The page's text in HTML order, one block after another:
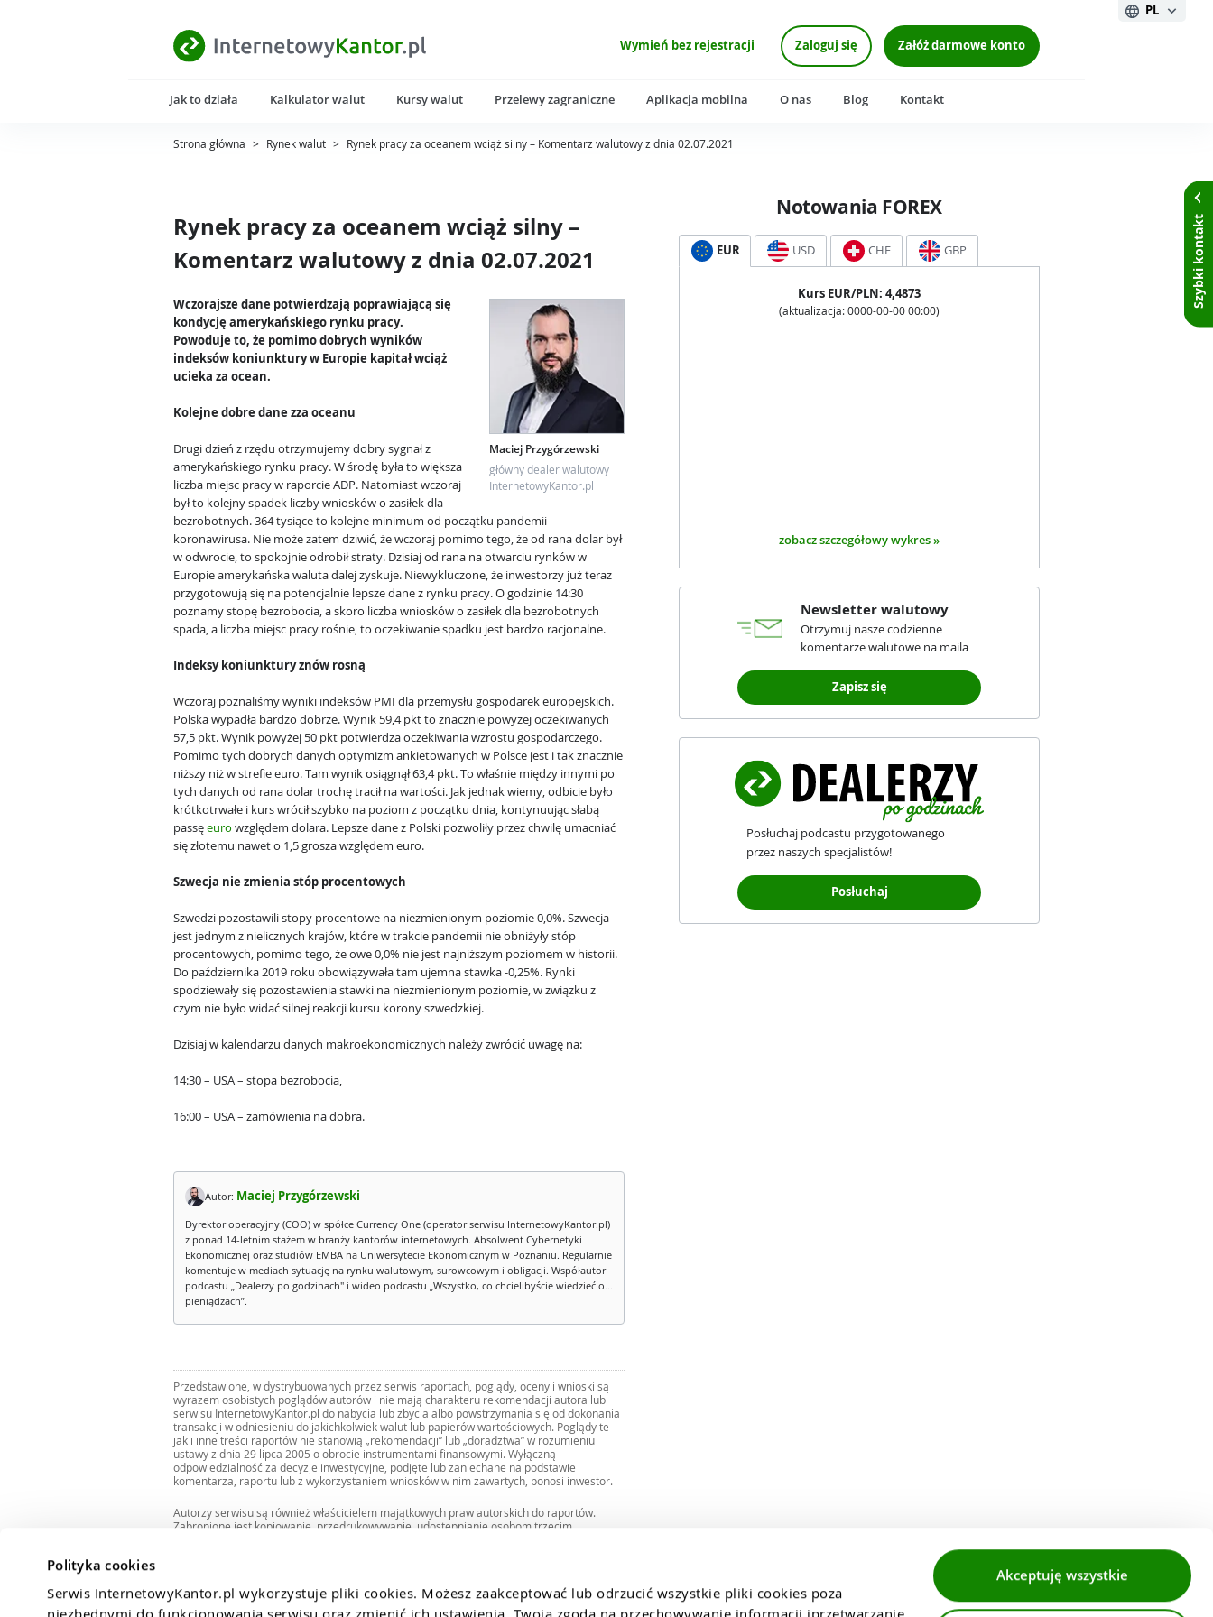
Polityka cookies
Serwis InternetowyKantor.pl wykorzystuje pliki cookies. Możesz zaakceptować lub odrzucić wszystkie pliki cookies poza
Akceptuję wszystkie
Wymień bez rejestracji Zaloguj się Załóż darmowe konto
PL
Jak to działa Kalkulator walut Kursy walut Przelewy zagraniczne Aplikacja mobilna O nas Blog Kontakt
Strona główna > Rynek walut > Rynek pracy za oceanem wciąż silny – Komentarz walutowy z dnia 02.07.2021
Rynek pracy za oceanem wciąż silny –
Komentarz walutowy z dnia 02.07.2021
Maciej Przygórzewski
główny dealer walutowy
InternetowyKantor.pl
Wczorajsze dane potwierdzają poprawiającą się
kondycję amerykańskiego rynku pracy.
Powoduje to, że pomimo dobrych wyników
indeksów koniunktury w Europie kapitał wciąż
ucieka za ocean.
Kolejne dobre dane zza oceanu
Drugi dzień z rzędu otrzymujemy dobry sygnał z
amerykańskiego rynku pracy. W środę była to większa
liczba miejsc pracy w raporcie ADP. Natomiast wczoraj
był to kolejny spadek liczby wniosków o zasiłek dla
bezrobotnych. 364 tysiące to kolejne minimum od początku pandemii
koronawirusa. Nie może zatem dziwić, że wczoraj pomimo tego, że od rana dolar był
w odwrocie, to spokojnie odrobił straty. Dzisiaj od rana na otwarciu rynków w
Europie amerykańska waluta dalej zyskuje. Niewykluczone, że inwestorzy już teraz
przygotowują się na potencjalnie lepsze dane z rynku pracy. O godzinie 14:30
poznamy stopę bezrobocia, a skoro liczba wniosków o zasiłek dla bezrobotnych
spada, a liczba miejsc pracy rośnie, to oczekiwanie spadku jest bardzo racjonalne.
Indeksy koniunktury znów rosną
Wczoraj poznaliśmy wyniki indeksów PMI dla przemysłu gospodarek europejskich.
Polska wypadła bardzo dobrze. Wynik 59,4 pkt to znacznie powyżej oczekiwanych
57,5 pkt. Wynik powyżej 50 pkt potwierdza oczekiwania wzrostu gospodarczego.
Pomimo tych dobrych danych optymizm ankietowanych w Polsce jest i tak znacznie
niższy niż w strefie euro. Tam wynik osiągnął 63,4 pkt. To właśnie między innymi po
tych danych od rana dolar trochę tracił na wartości. Jak jednak wiemy, odbicie było
krótkotrwałe i kurs wrócił szybko na poziom z początku dnia, kontynuując słabą
passęeuro względem dolara. Lepsze dane z Polski pozwoliły przez chwilę umacniać
się złotemu nawet o 1,5 grosza względem euro.
Szwecja nie zmienia stóp procentowych
Szwedzi pozostawili stopy procentowe na niezmienionym poziomie 0,0%. Szwecja
jest jednym z nielicznych krajów, które w trakcie pandemii nie obniżyły stóp
procentowych, pomimo tego, że owe 0,0% nie jest najniższym poziomem w historii.
Do października 2019 roku obowiązywała tam ujemna stawka -0,25%. Rynki
spodziewały się pozostawienia stawki na niezmienionym poziomie, w związku z
czym nie było widać silnej reakcji kursu korony szwedzkiej.
Dzisiaj w kalendarzu danych makroekonomicznych należy zwrócić uwagę na:
14:30 – USA – stopa bezrobocia,
16:00 – USA – zamówienia na dobra.
Autor: Maciej Przygórzewski
Dyrektor operacyjny (COO) w spółce Currency One (operator serwisu InternetowyKantor.pl)
z ponad 14-letnim stażem w branży kantorów internetowych. Absolwent Cybernetyki
Ekonomicznej oraz studiów EMBA na Uniwersytecie Ekonomicznym w Poznaniu. Regularnie
komentuje w mediach sytuację na rynku walutowym, surowcowym i obligacji. Współautor
podcastu „Dealerzy po godzinach" i wideo podcastu „Wszystko, co chcielibyście wiedzieć o...
pieniądzach”.
Przedstawione, w dystrybuowanych przez serwis raportach, poglądy, oceny i wnioski są
wyrazem osobistych poglądów autorów i nie mają charakteru rekomendacji autora lub
serwisu InternetowyKantor.pl do nabycia lub zbycia albo powstrzymania się od dokonania
transakcji w odniesieniu do jakichkolwiek walut lub papierów wartościowych. Poglądy te
jak i inne treści raportów nie stanowią „rekomendacji” lub „doradztwa” w rozumieniu
ustawy z dnia 29 lipca 2005 o obrocie instrumentami finansowymi. Wyłączną
odpowiedzialność za decyzje inwestycyjne, podjęte lub zaniechane na podstawie
komentarza, raportu lub z wykorzystaniem wniosków w nim zawartych, ponosi inwestor.
Autorzy serwisu są również właścicielem majątkowych praw autorskich do raportów.
Zabronione jest kopiowanie, przedrukowywanie, udostępnianie osobom trzecim
Notowania FOREX
EUR USD CHF GBP
Kurs EUR/PLN: 4,4873
(aktualizacja: 0000-00-00 00:00)
zobacz szczegółowy wykres »
Newsletter walutowy
Otrzymuj nasze codzienne
komentarze walutowe na maila
Zapisz się
Posłuchaj podcastu przygotowanego
przez naszych specjalistów!
Posłuchaj
Szybki kontakt